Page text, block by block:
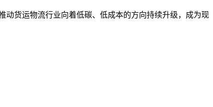
动货运物流行业向着低碳、低成本的方向持续升级，成为现